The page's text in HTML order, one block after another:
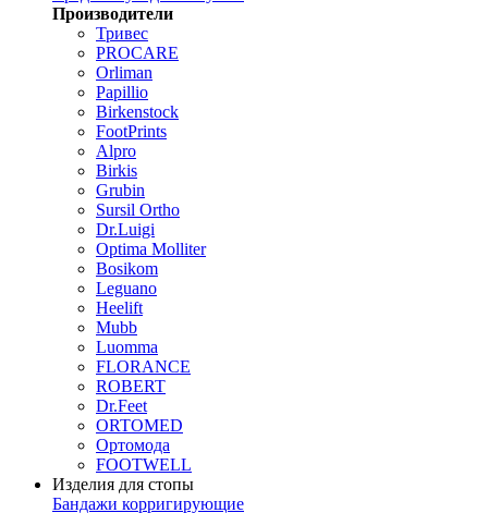
Производители
Тривес
PROCARE
Orliman
Papillio
Birkenstock
FootPrints
Alpro
Birkis
Grubin
Sursil Ortho
Dr.Luigi
Optima Molliter
Bosikom
Leguano
Heelift
Mubb
Luomma
FLORANCE
ROBERT
Dr.Feet
ORTOMED
Ортомода
FOOTWELL
Изделия для стопы
Бандажи корригирующие